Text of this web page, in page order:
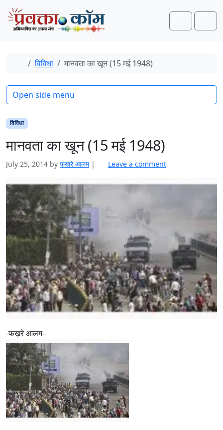
Skip to content
Skip to footer
Search
Home
विविधा मानवता का खून (15 मई 1948)
विविधा
मानवता का खून (15 मई 1948)
July 25, 2014 by फखरे आलम | Leave a comment
-फख़रे आलम-
Open side menu